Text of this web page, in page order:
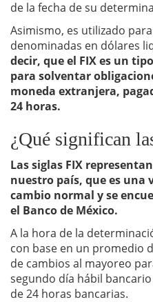
de la fecha de su
Asimismo, es utilizado
denominadas en dólares
decir, que el FIX es un
para solventar
moneda extranjera,
24 horas.
¿Qué significan
Las siglas FIX
nuestro país, que es una
cambio normal y se
el Banco de México.
A la hora de la
con base en un promedio
de cambios al mayoreo
segundo día hábil
de 24 horas bancarias.